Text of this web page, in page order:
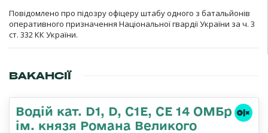
Повідомлено про підозру офіцеру штабу одного з батальйонів
оперативного призначення Національної гвардії України за ч. 3
ст. 332 КК України.
ВАКАНСІЇ
Водій кат. D1, D, C1E, CE 14 ОМБр
ім. князя Романа Великого